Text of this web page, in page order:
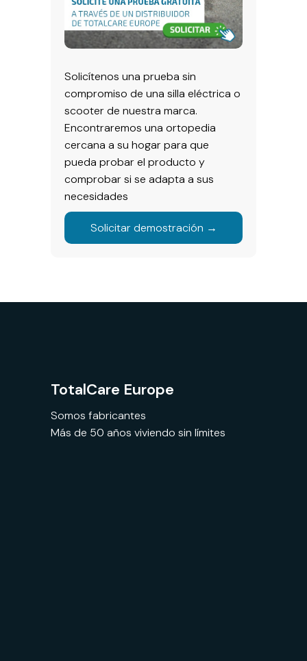
Solicítenos una prueba sin
compromiso de una silla eléctrica o
scooter de nuestra marca.
Encontraremos una ortopedia
cercana a su hogar para que
pueda probar el producto y
comprobar si se adapta a sus
necesidades
Solicitar demostración →
TotalCare Europe
Somos fabricantes
Más de 50 años viviendo sin límites